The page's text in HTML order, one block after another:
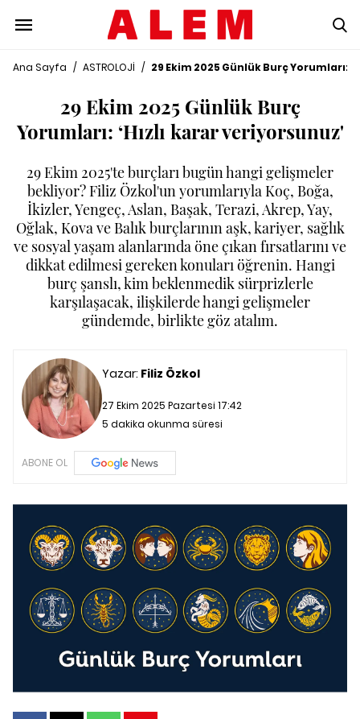
Ana Sayfa / ASTROLOJİ / 29 Ekim 2025 Günlük Burç Yorumları:
29 Ekim 2025 Günlük Burç
Yorumları: ‘Hızlı karar veriyorsunuz'
29 Ekim 2025'te burçları bugün hangi gelişmeler
bekliyor? Filiz Özkol'un yorumlarıyla Koç, Boğa,
İkizler, Yengeç, Aslan, Başak, Terazi, Akrep, Yay,
Oğlak, Kova ve Balık burçlarının aşk, kariyer, sağlık
ve sosyal yaşam alanlarında öne çıkan fırsatlarını ve
dikkat edilmesi gereken konuları öğrenin. Hangi
burç şanslı, kim beklenmedik sürprizlerle
karşılaşacak, ilişkilerde hangi gelişmeler
gündemde, birlikte göz atalım.
Yazar: Filiz Özkol
27 Ekim 2025 Pazartesi 17:42
5 dakika okunma süresi
ABONE OL